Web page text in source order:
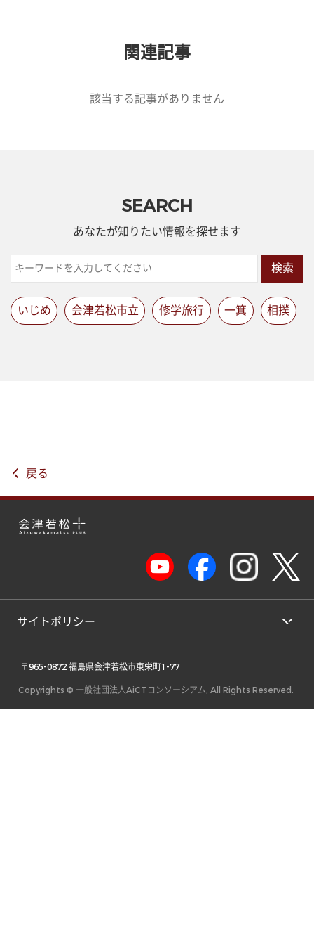
関連記事
該当する記事がありません
SEARCH
あなたが知りたい情報を探せます
検索
いじめ 会津若松市立 修学旅行 一箕 相撲
戻る
サイトポリシー
〒965-0872 福島県会津若松市東栄町1-77
Copyrights © 一般社団法人AiCTコンソーシアム, All Rights Reserved.